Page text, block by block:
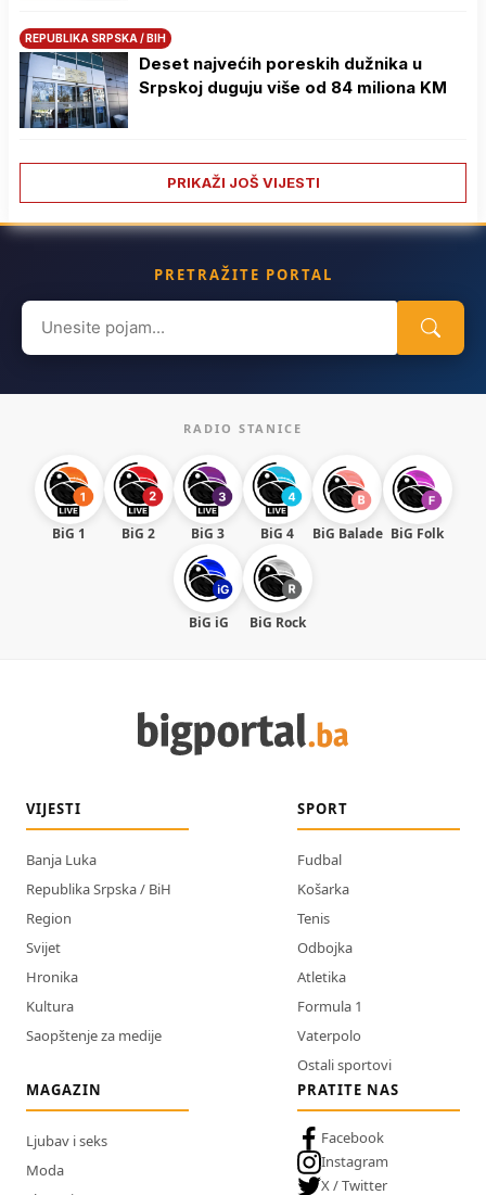
REPUBLIKA SRPSKA / BIH
Deset najvećih poreskih dužnika u
Srpskoj duguju više od 84 miliona KM
PRIKAŽI JOŠ VIJESTI
PRETRAŽITE PORTAL
Search
for:
RADIO STANICE
BiG 1 BiG 2 BiG 3 BiG 4 BiG Balade BiG Folk
BiG iG BiG Rock
VIJESTI
Banja Luka
Republika Srpska / BiH
Region
Svijet
Hronika
Kultura
Saopštenje za medije
SPORT
Fudbal
Košarka
Tenis
Odbojka
Atletika
Formula 1
Vaterpolo
Ostali sportovi
MAGAZIN
Ljubav i seks
Moda
PRATITE NAS
Facebook
Instagram
X / Twitter